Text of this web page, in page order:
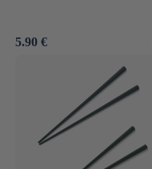
Normaler
5.90 €